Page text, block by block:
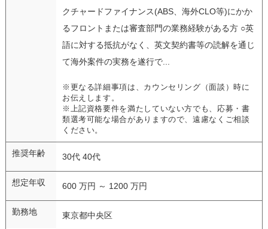
クチャードファイナンス(ABS、海外CLO等)にかか
るフロントまたは審査部門の業務経験がある方 ○英
語に対する抵抗がなく、英文契約書等の読解を通じ
て海外案件の実務を遂行で...
※更なる詳細事項は、カウンセリング（面談）時に
お伝えします。
※上記資格要件を満たしていない方でも、応募・書
類選考可能な場合がありますので、遠慮なくご相談
ください。
推奨年齢 30代 40代
想定年収 600 万円 ～ 1200 万円
勤務地 東京都中央区